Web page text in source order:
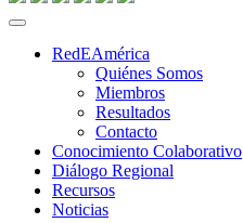
RedEAmérica
Quiénes Somos
Miembros
Resultados
Contacto
Conocimiento Colaborativo
Diálogo Regional
Recursos
Noticias